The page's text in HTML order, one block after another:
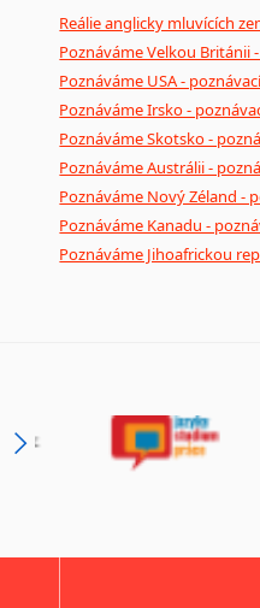
Reálie anglicky mluvících
Poznáváme Velkou Británii
Poznáváme USA -
Poznáváme Irsko -
Poznáváme Skotsko -
Poznáváme Austrálii -
Poznáváme Nový Zéland -
Poznáváme Kanadu -
Poznáváme Jihoafrickou